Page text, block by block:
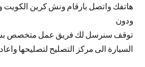
هاتفك واتصل بارقام ونش كرين الكويت
ودون
توقف سنرسل لك فريق عمل متخصص
السيارة الى مركز التصليح لتصليحها